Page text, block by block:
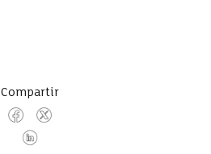
Compartir